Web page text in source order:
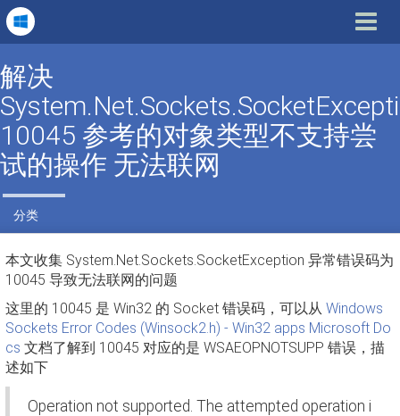
Toggle
解决
10045 参考的对象类型不支持尝
试的操作 无法联网
分类
本文收集 System.Net.Sockets.SocketException 异常错误码为
10045 导致无法联网的问题
这里的 10045 是 Win32 的 Socket 错误码，可以从 Windows
Sockets Error Codes (Winsock2.h) - Win32 apps Microsoft Do
cs 文档了解到 10045 对应的是 WSAEOPNOTSUPP 错误，描
述如下
Operation not supported. The attempted operation i